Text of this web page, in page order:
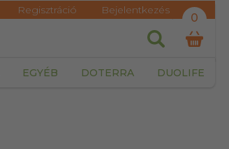
Regisztráció Bejelentkezés
0
EGYÉB DOTERRA DUOLIFE